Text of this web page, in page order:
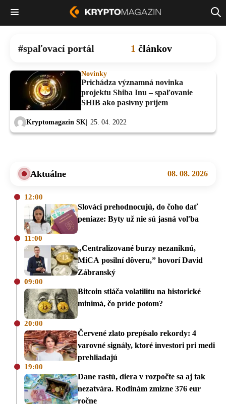
spaľovací portál 1 článkov
Novinky
Prichádza významná novinka
projektu Shiba Inu – spaľovanie
SHIB ako pasívny príjem
Kryptomagazin SK 25. 04. 2022
Aktuálne 08. 08. 2026
12:00
Slováci prehodnocujú, do čoho dať
peniaze: Byty už nie sú jasná voľba
11:00
„Centralizované burzy nezaniknú,
MiCA posilní dôveru,” hovorí David
Zábranský
09:00
Bitcoin stláča volatilitu na historické
minimá, čo príde potom?
20:00
Červené zlato prepísalo rekordy: 4
varovné signály, ktoré investori pri medi
prehliadajú
19:00
Dane rastú, diera v rozpočte sa aj tak
nezatvára. Rodinám zmizne 376 eur
ročne